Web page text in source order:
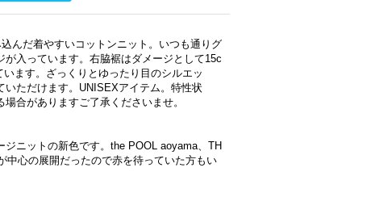
んだ着やすいコットンニット。いつも通りグ
入っています。右脇裾はダメージとして15c
ます。ざっくりとゆったり目のシルエッ
いただけます。UNISEXアイテム。特性状
合がありますご了承くださいませ。
ニットの新色です。the POOL aoyama、TH
中心の展開だったので赤を待っていた方もい